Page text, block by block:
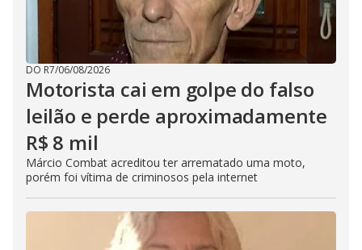
DO R7/06/08/2026
Motorista cai em golpe do falso
leilão e perde aproximadamente
R$ 8 mil
Márcio Combat acreditou ter arrematado uma moto,
porém foi vítima de criminosos pela internet